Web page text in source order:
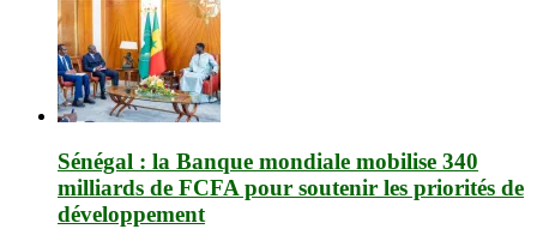
Sénégal : la Banque mondiale mobilise 340
milliards de FCFA pour soutenir les priorités de
développement